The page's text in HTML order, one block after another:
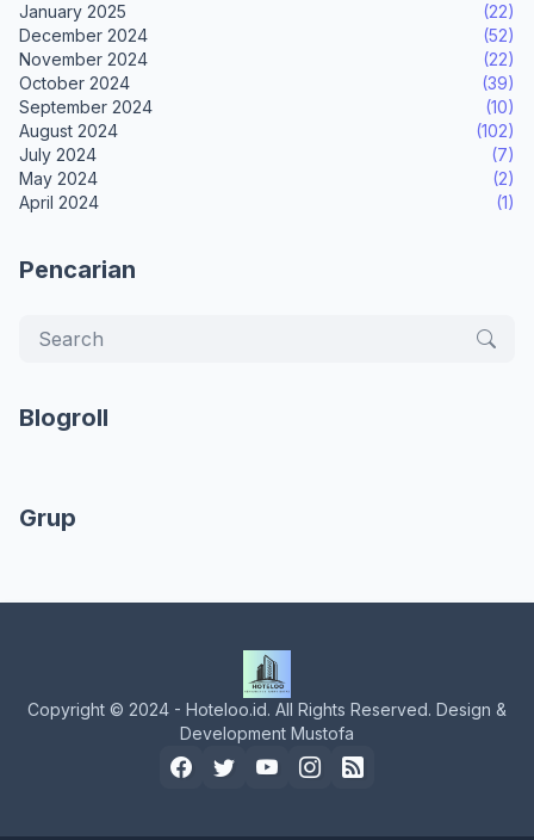
January 2025
(22)
December 2024
(52)
November 2024
(22)
October 2024
(39)
September 2024
(10)
August 2024
(102)
July 2024
(7)
May 2024
(2)
April 2024
(1)
Pencarian
Blogroll
Grup
Copyright © 2024 - Hoteloo.id. All Rights Reserved. Design &
Development Mustofa